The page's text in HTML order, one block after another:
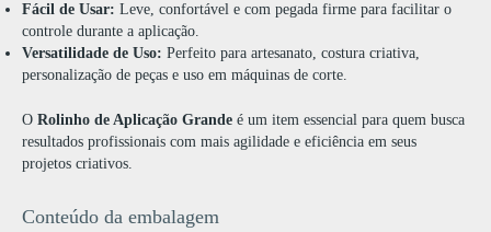
Fácil de Usar: Leve, confortável e com pegada firme para facilitar o
controle durante a aplicação.
Versatilidade de Uso: Perfeito para artesanato, costura criativa,
personalização de peças e uso em máquinas de corte.
O Rolinho de Aplicação Grande é um item essencial para quem busca
resultados profissionais com mais agilidade e eficiência em seus
projetos criativos.
Conteúdo da embalagem